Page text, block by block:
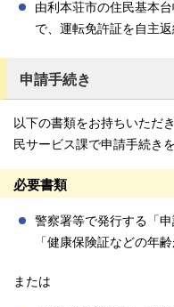
由利本荘市の住民基本
で、運転免許証を自主
申請手続き
以下の書類をお持ちいただ
民サービス課で申請手続き
必要書類
警察署等で発行する「
「健康保険証などの年
または